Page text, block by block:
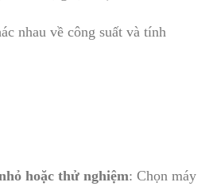
nhau về công suất và tính
hoặc thử nghiệm: Chọn máy